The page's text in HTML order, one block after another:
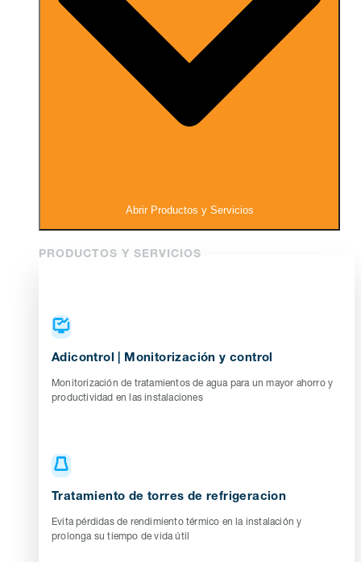
Abrir Productos y Servicios
PRODUCTOS Y SERVICIOS
Adicontrol | Monitorización y control
Monitorización de tratamientos de agua para un mayor ahorro y
productividad en las instalaciones
Tratamiento de torres de refrigeracion
Evita pérdidas de rendimiento térmico en la instalación y
prolonga su tiempo de vida útil